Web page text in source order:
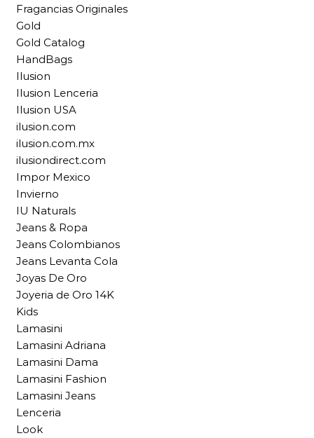
Fragancias Originales
Gold
Gold Catalog
HandBags
Ilusion
Ilusion Lenceria
Ilusion USA
ilusion.com
ilusion.com.mx
ilusiondirect.com
Impor Mexico
Invierno
IU Naturals
Jeans & Ropa
Jeans Colombianos
Jeans Levanta Cola
Joyas De Oro
Joyeria de Oro 14K
Kids
Lamasini
Lamasini Adriana
Lamasini Dama
Lamasini Fashion
Lamasini Jeans
Lenceria
Look